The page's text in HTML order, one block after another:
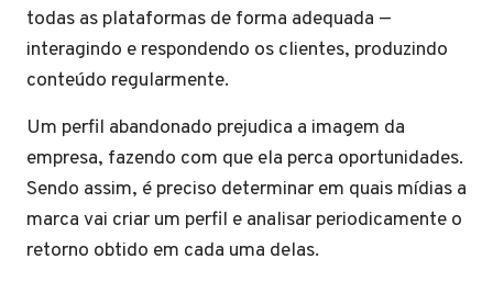
todas as plataformas de forma adequada —
interagindo e respondendo os clientes, produzindo
conteúdo regularmente.
Um perfil abandonado prejudica a imagem da
empresa, fazendo com que ela perca oportunidades.
Sendo assim, é preciso determinar em quais mídias a
marca vai criar um perfil e analisar periodicamente o
retorno obtido em cada uma delas.